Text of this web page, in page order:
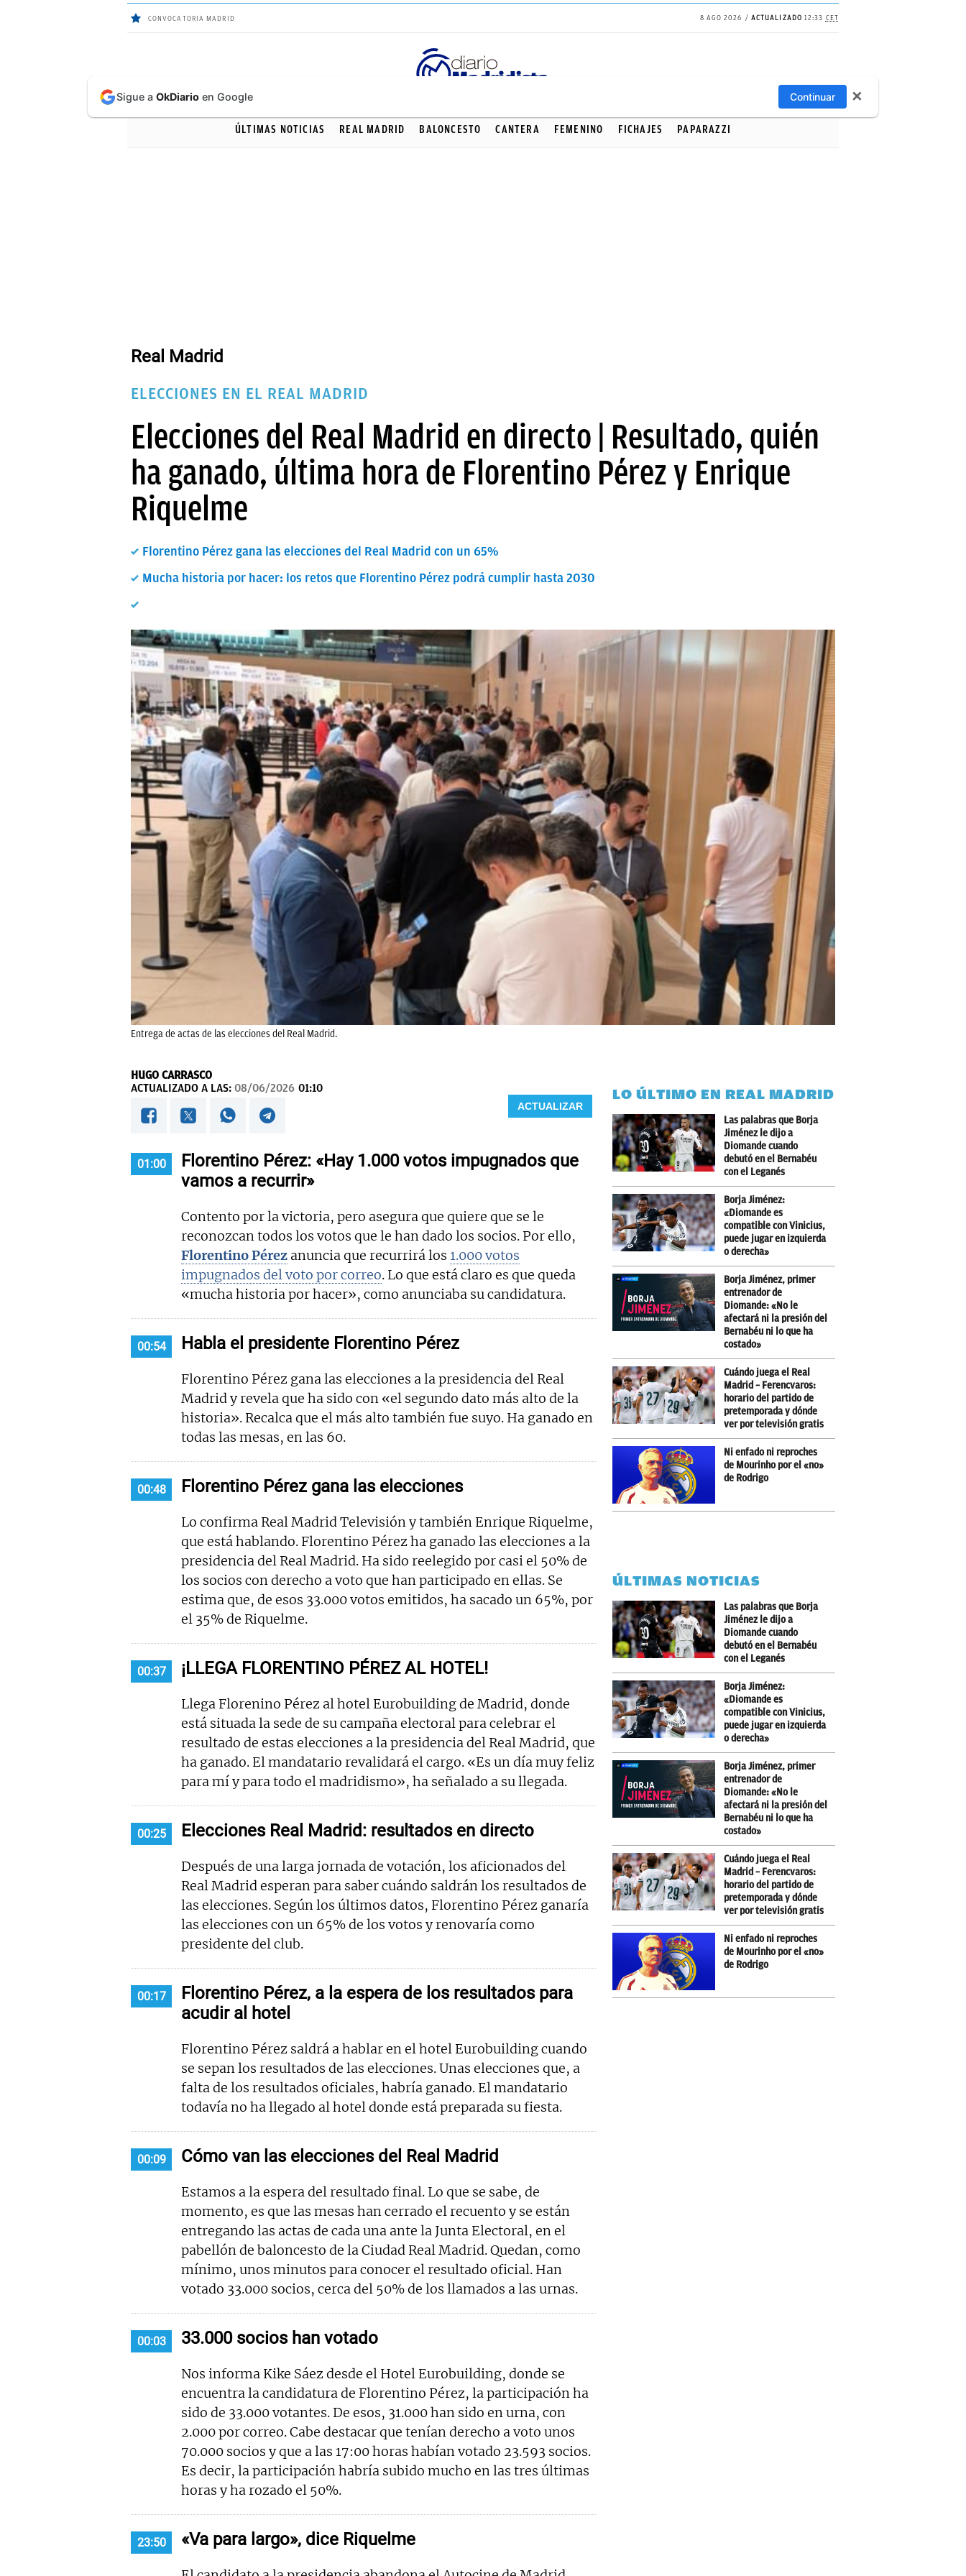
CONVOCATORIA MADRID 8 AGO 2026 ACTUALIZADO 12:33 CET
ÚLTIMAS
NOTICIAS
OKDIARIO
ÚLTIMAS NOTICIAS REAL MADRID BALONCESTO CANTERA FEMENINO FICHAJES PAPARAZZI
Real Madrid
ELECCIONES EN EL REAL MADRID
Elecciones del Real Madrid en directo | Resultado, quién
ha ganado, última hora de Florentino Pérez y Enrique
Riquelme
Florentino Pérez gana las elecciones del Real Madrid con un 65%
Mucha historia por hacer: los retos que Florentino Pérez podrá cumplir hasta 2030
Entrega de actas de las elecciones del Real Madrid.
HUGO CARRASCO
ACTUALIZADO A LAS: 08/06/2026 01:10
ACTUALIZAR
01:00
Florentino Pérez: «Hay 1.000 votos impugnados que
vamos a recurrir»
Contento por la victoria, pero asegura que quiere que se le
reconozcan todos los votos que le han dado los socios. Por ello,
Florentino Pérez anuncia que recurrirá los 1.000 votos
impugnados del voto por correo. Lo que está claro es que queda
«mucha historia por hacer», como anunciaba su candidatura.
00:54 Habla el presidente Florentino Pérez
Florentino Pérez gana las elecciones a la presidencia del Real
Madrid y revela que ha sido con «el segundo dato más alto de la
historia». Recalca que el más alto también fue suyo. Ha ganado en
todas las mesas, en las 60.
00:48 Florentino Pérez gana las elecciones
Lo confirma Real Madrid Televisión y también Enrique Riquelme,
que está hablando. Florentino Pérez ha ganado las elecciones a la
presidencia del Real Madrid. Ha sido reelegido por casi el 50% de
los socios con derecho a voto que han participado en ellas. Se
estima que, de esos 33.000 votos emitidos, ha sacado un 65%, por
el 35% de Riquelme.
00:37 ¡LLEGA FLORENTINO PÉREZ AL HOTEL!
Llega Florenino Pérez al hotel Eurobuilding de Madrid, donde
está situada la sede de su campaña electoral para celebrar el
resultado de estas elecciones a la presidencia del Real Madrid, que
ha ganado. El mandatario revalidará el cargo. «Es un día muy feliz
para mí y para todo el madridismo», ha señalado a su llegada.
00:25 Elecciones Real Madrid: resultados en directo
Después de una larga jornada de votación, los aficionados del
Real Madrid esperan para saber cuándo saldrán los resultados de
las elecciones. Según los últimos datos, Florentino Pérez ganaría
las elecciones con un 65% de los votos y renovaría como
presidente del club.
00:17
Florentino Pérez, a la espera de los resultados para
acudir al hotel
Florentino Pérez saldrá a hablar en el hotel Eurobuilding cuando
se sepan los resultados de las elecciones. Unas elecciones que, a
falta de los resultados oficiales, habría ganado. El mandatario
todavía no ha llegado al hotel donde está preparada su fiesta.
00:09 Cómo van las elecciones del Real Madrid
Estamos a la espera del resultado final. Lo que se sabe, de
momento, es que las mesas han cerrado el recuento y se están
entregando las actas de cada una ante la Junta Electoral, en el
pabellón de baloncesto de la Ciudad Real Madrid. Quedan, como
mínimo, unos minutos para conocer el resultado oficial. Han
votado 33.000 socios, cerca del 50% de los llamados a las urnas.
00:03 33.000 socios han votado
Nos informa Kike Sáez desde el Hotel Eurobuilding, donde se
encuentra la candidatura de Florentino Pérez, la participación ha
sido de 33.000 votantes. De esos, 31.000 han sido en urna, con
2.000 por correo. Cabe destacar que tenían derecho a voto unos
70.000 socios y que a las 17:00 horas habían votado 23.593 socios.
Es decir, la participación habría subido mucho en las tres últimas
horas y ha rozado el 50%.
23:50 «Va para largo», dice Riquelme
LO ÚLTIMO EN REAL MADRID
Las palabras que Borja
Jiménez le dijo a
Diomande cuando
debutó en el Bernabéu
con el Leganés
Borja Jiménez:
«Diomande es
compatible con Vinicius,
puede jugar en izquierda
o derecha»
Borja Jiménez, primer
entrenador de
Diomande: «No le
afectará ni la presión del
Bernabéu ni lo que ha
costado»
Cuándo juega el Real
Madrid – Ferencvaros:
horario del partido de
pretemporada y dónde
ver por televisión gratis
Ni enfado ni reproches
de Mourinho por el «no»
de Rodrigo
ÚLTIMAS NOTICIAS
Las palabras que Borja
Jiménez le dijo a
Diomande cuando
debutó en el Bernabéu
con el Leganés
Borja Jiménez:
«Diomande es
compatible con Vinicius,
puede jugar en izquierda
o derecha»
Borja Jiménez, primer
entrenador de
Diomande: «No le
afectará ni la presión del
Bernabéu ni lo que ha
costado»
Cuándo juega el Real
Madrid – Ferencvaros:
horario del partido de
pretemporada y dónde
ver por televisión gratis
Ni enfado ni reproches
de Mourinho por el «no»
de Rodrigo
Sigue a OkDiario en Google Continuar ✕